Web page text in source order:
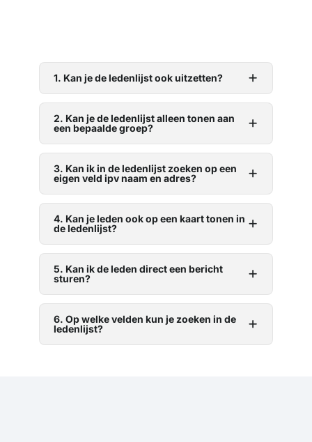
1. Kan je de ledenlijst ook uitzetten?
2. Kan je de ledenlijst alleen tonen aan
een bepaalde groep?
3. Kan ik in de ledenlijst zoeken op een
eigen veld ipv naam en adres?
4. Kan je leden ook op een kaart tonen in
de ledenlijst?
5. Kan ik de leden direct een bericht
sturen?
6. Op welke velden kun je zoeken in de
ledenlijst?